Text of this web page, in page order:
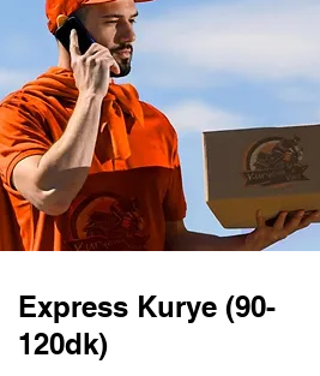
Express Kurye (90-
120dk)